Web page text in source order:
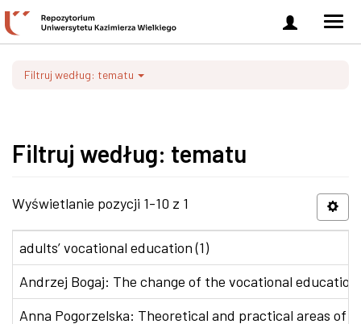
Zaloguj
się
Filtruj według: tematu
Filtruj według: tematu
Wyświetlanie pozycji 1-10 z 1
adults’ vocational education (1)
Andrzej Bogaj: The change of the vocational
Anna Pogorzelska: Theoretical and practical areas of